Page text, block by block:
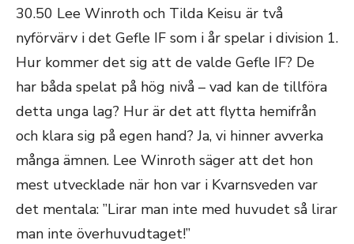
30.50 Lee Winroth och Tilda Keisu är två
nyförvärv i det Gefle IF som i år spelar i division 1.
Hur kommer det sig att de valde Gefle IF? De
har båda spelat på hög nivå – vad kan de tillföra
detta unga lag? Hur är det att flytta hemifrån
och klara sig på egen hand? Ja, vi hinner avverka
många ämnen. Lee Winroth säger att det hon
mest utvecklade när hon var i Kvarnsveden var
det mentala: ”Lirar man inte med huvudet så lirar
man inte överhuvudtaget!”